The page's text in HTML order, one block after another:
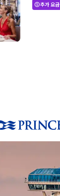
paid추가 요금